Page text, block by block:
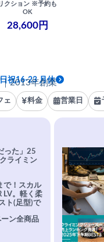
クション ※予約も
OK
28,600円
2013年創業
祝16-23 月休
ェ 料金 営業日
った」25
ライミン
で！スカル
LV。軽く柔
ト(足型)で
ーン全商品